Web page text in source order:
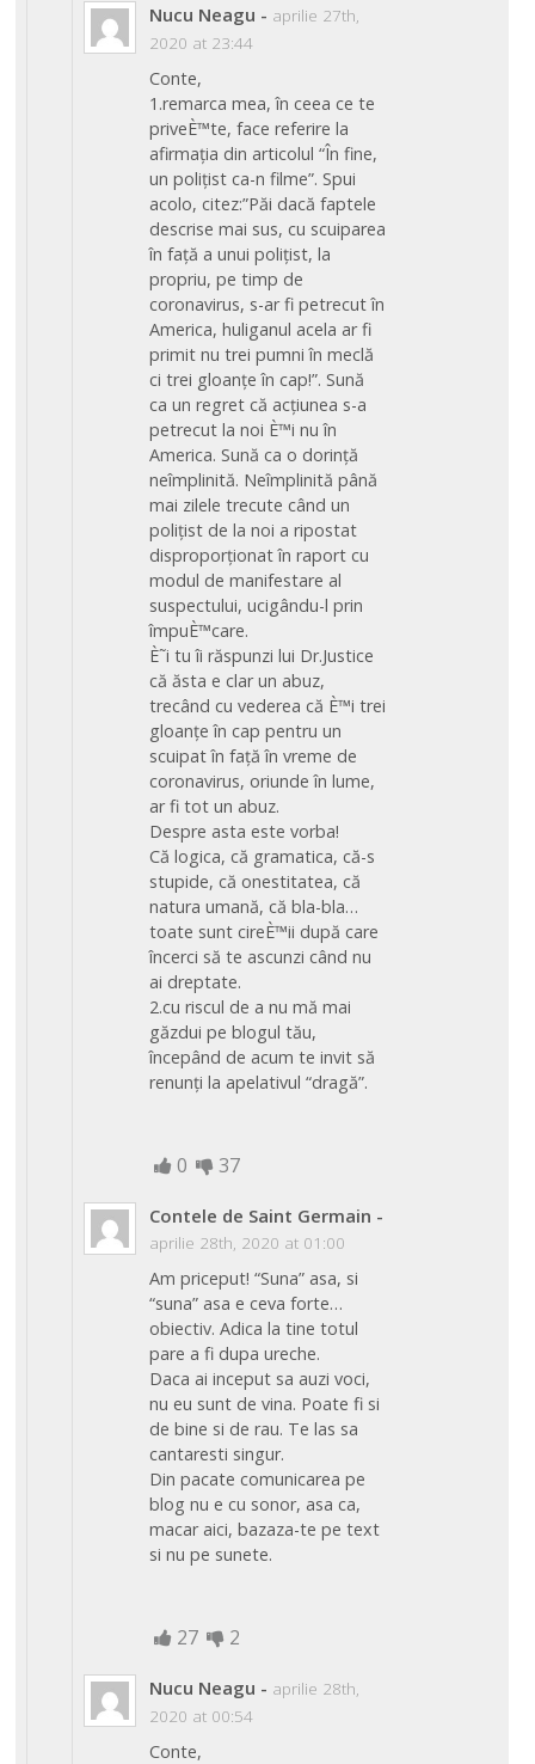
Nucu Neagu - aprilie 27th,
2020 at 23:44
Conte,
1.remarca mea, în ceea ce te
priveÈ™te, face referire la
afirmația din articolul “În fine,
un polițist ca-n filme”. Spui
acolo, citez:”Păi dacă faptele
descrise mai sus, cu scuiparea
în față a unui polițist, la
propriu, pe timp de
coronavirus, s-ar fi petrecut în
America, huliganul acela ar fi
primit nu trei pumni în meclă
ci trei gloanțe în cap!”. Sună
ca un regret că acțiunea s-a
petrecut la noi È™i nu în
America. Sună ca o dorință
neîmplinită. Neîmplinită până
mai zilele trecute când un
polițist de la noi a ripostat
disproporționat în raport cu
modul de manifestare al
suspectului, ucigându-l prin
împuÈ™care.
È˜i tu îi răspunzi lui Dr.Justice
că ăsta e clar un abuz,
trecând cu vederea că È™i trei
gloanțe în cap pentru un
scuipat în față în vreme de
coronavirus, oriunde în lume,
ar fi tot un abuz.
Despre asta este vorba!
Că logica, că gramatica, că-s
stupide, că onestitatea, că
natura umană, că bla-bla…
toate sunt cireÈ™ii după care
încerci să te ascunzi când nu
ai dreptate.
2.cu riscul de a nu mă mai
găzdui pe blogul tău,
începând de acum te invit să
renunți la apelativul “dragă”.
0 37
Contele de Saint Germain -
aprilie 28th, 2020 at 01:00
Am priceput! “Suna” asa, si
“suna” asa e ceva forte…
obiectiv. Adica la tine totul
pare a fi dupa ureche.
Daca ai inceput sa auzi voci,
nu eu sunt de vina. Poate fi si
de bine si de rau. Te las sa
cantaresti singur.
Din pacate comunicarea pe
blog nu e cu sonor, asa ca,
macar aici, bazaza-te pe text
si nu pe sunete.
27 2
Nucu Neagu - aprilie 28th,
2020 at 00:54
Conte,